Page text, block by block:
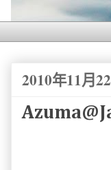
2010年11月